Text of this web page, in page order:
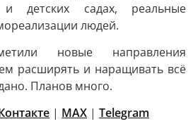
детских садах, реальные
людей.
новые направления
расширять и наращивать всё
Планов много.
| MAX | Telegram